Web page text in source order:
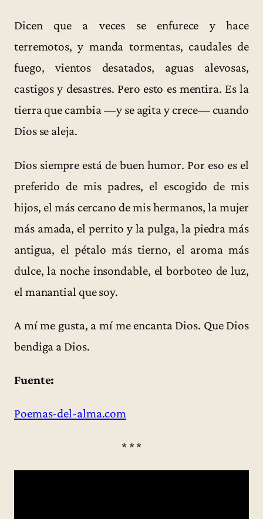
Dicen que a veces se enfurece y hace
terremotos, y manda tormentas, caudales de
fuego, vientos desatados, aguas alevosas,
castigos y desastres. Pero esto es mentira. Es la
tierra que cambia —y se agita y crece— cuando
Dios se aleja.
Dios siempre está de buen humor. Por eso es el
preferido de mis padres, el escogido de mis
hijos, el más cercano de mis hermanos, la mujer
más amada, el perrito y la pulga, la piedra más
antigua, el pétalo más tierno, el aroma más
dulce, la noche insondable, el borboteo de luz,
el manantial que soy.
A mí me gusta, a mí me encanta Dios. Que Dios
bendiga a Dios.
Fuente:
Poemas-del-alma.com
* * *